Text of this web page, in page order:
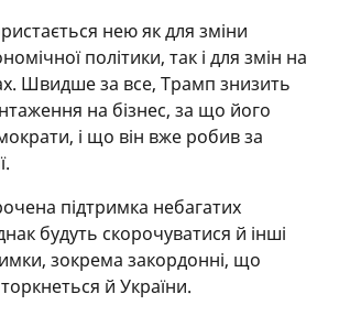
нею як для зміни
політики, так і для змін на
Швидше за все, Трамп знизить
на бізнес, за що його
і що він вже робив за
підтримка небагатих
будуть скорочуватися й інші
зокрема закордонні, що
й України.